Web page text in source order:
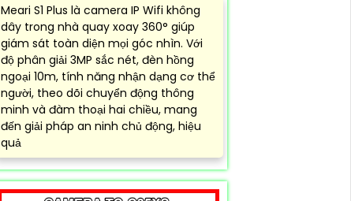
Meari S1 Plus là camera IP Wifi không
dây trong nhà quay xoay 360° giúp
giám sát toàn diện mọi góc nhìn. Với
độ phân giải 3MP sắc nét, đèn hồng
ngoại 10m, tính năng nhận dạng cơ thể
người, theo dõi chuyển động thông
minh và đàm thoại hai chiều, mang
đến giải pháp an ninh chủ động, hiệu
quả